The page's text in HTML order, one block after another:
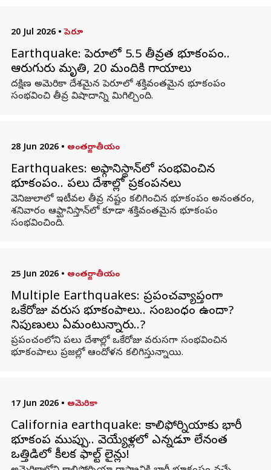
20 Jul 2026 • పెరూ
Earthquake: పెరూలో 5.5 తీవ్రత భూకంపం..
ఆరుగురు మృతి, 20 మందికి గాయాలు
దక్షిణ అమెరికా దేశమైన పెరూలో శక్తివంతమైన భూకంపం
సంభవించి తీవ్ర విషాదాన్ని మిగిల్చింది.
28 Jun 2026 • అంతర్జాతీయం
Earthquakes: అఫ్గానిస్థాన్‌లో సంభవించిన
భూకంపం.. పలు దేశాల్లో ప్రకంపనలు
వెనిజులాలో ఇటీవల తీవ్ర నష్టం కలిగించిన భూకంపం అనంతరం,
శనివారం ఆఫ్ఘానిస్తాన్‌లో కూడా శక్తివంతమైన భూకంపం
సంభవించింది.
25 Jun 2026 • అంతర్జాతీయం
Multiple Earthquakes: ప్రపంచవ్యాప్తంగా
ఒకేరోజు వరుస భూకంపాలు.. సంబంధం ఉందా?
నిపుణులు ఏమంటున్నారు..?
ప్రపంచంలోని పలు దేశాల్లో ఒకేరోజు వరుసగా సంభవించిన
భూకంపాలు ప్రజల్లో ఆందోళన కలిగిస్తున్నాయి.
17 Jun 2026 • అమెరికా
California earthquake: కాలిఫోర్నియాకు భారీ
భూకంప ముప్పు.. వెయ్యేళ్లలో ఎన్నడూ లేనంత
ఒత్తిడిలో కీలక ఫాల్ట్ లైన్లు!